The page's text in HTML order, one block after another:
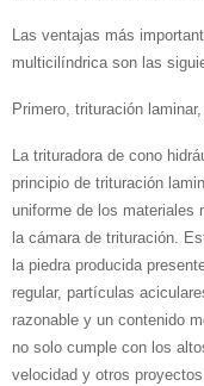
Las ventajas más
multicilíndrica son las
Primero, trituración
La trituradora de cono
principio de trituración
uniforme de los materiales
la cámara de trituración.
la piedra producida
regular, partículas
razonable y un contenido
no solo cumple con los
velocidad y otros